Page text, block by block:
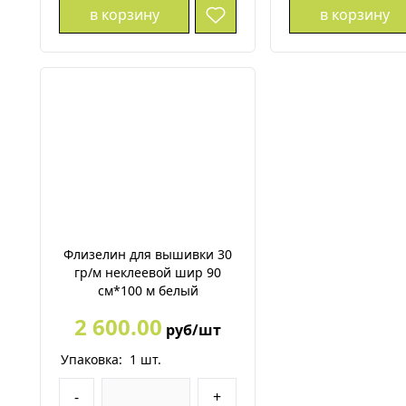
в корзину в корзину
Флизелин для вышивки 30
гр/м неклеевой шир 90
см*100 м белый
2 600.00 руб/шт
Упаковка: 1 шт.
- +